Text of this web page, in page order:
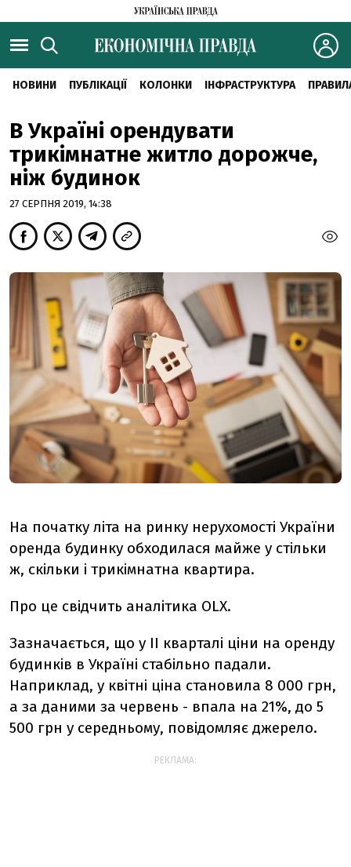
НОВИНИ ПУБЛІКАЦІЇ КОЛОНКИ ІНФРАСТРУКТУРА
В Україні орендувати
трикімнатне житло дорожче,
ніж будинок
27 СЕРПНЯ 2019, 14:38
На початку літа на ринку нерухомості України
оренда будинку обходилася майже у стільки
ж, скільки і трикімнатна квартира.
Про це свідчить аналітика OLX.
Зазначається, що у ІІ кварталі ціни на оренду
будинків в Україні стабільно падали.
Наприклад, у квітні ціна становила 8 000 грн,
а за даними за червень - впала на 21%, до 5
500 грн у середньому, повідомляє джерело.
РЕКЛАМА: